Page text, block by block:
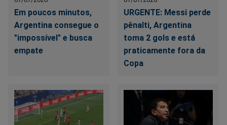
Em poucos minutos,
Argentina consegue o
"impossível" e busca
empate
URGENTE: Messi perde
pênalti, Argentina
toma 2 gols e está
praticamente fora da
Copa